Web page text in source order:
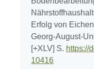
Erfolg von
Georg-August-
[+XLV] S. https://
10416